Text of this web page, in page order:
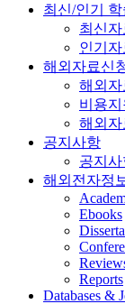
최신/인기 학
최신자
인기자
해외자료신
해외자
비용
해외자
공지사항
공지
해외전자정
Ebooks
Reports
Databases &